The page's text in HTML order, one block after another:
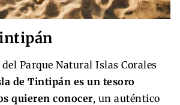
Parque Natural Islas Corales
de Tintipán es un tesoro
quieren conocer, un auténtico